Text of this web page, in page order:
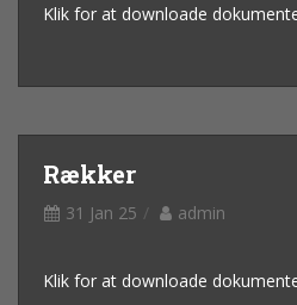
Klik for at downloade
Rækker
31 Jan 25 admin
Klik for at downloade